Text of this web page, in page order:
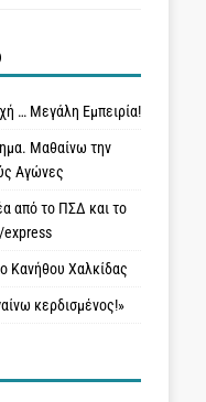
… Μεγάλη Εμπειρία!
Μαθαίνω την
Αγώνες
από το ΠΣΔ και το
express
Κανήθου Χαλκίδας
κερδισμένος!»